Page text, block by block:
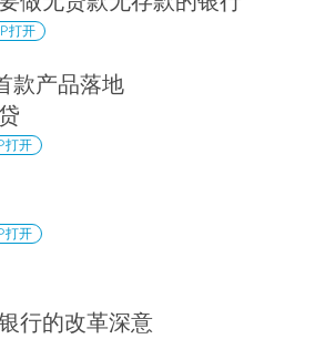
打开
款产品落地
打开
打开
行的改革深意